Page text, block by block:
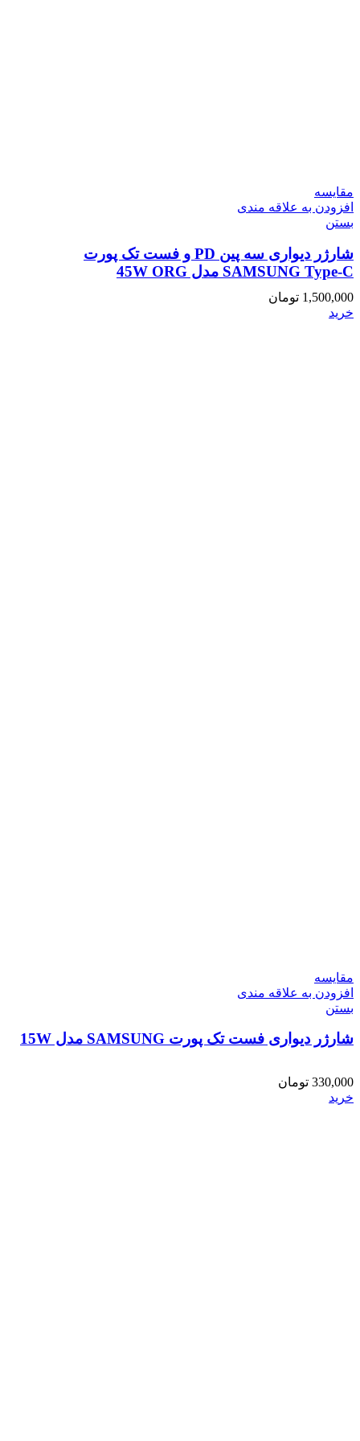
مقایسه
افزودن به علاقه مندی
بستن
شارژر دیواری سه پین PD و فست تک پورت
SAMSUNG Type-C مدل 45W ORG
1,500,000 تومان
خرید
مقایسه
افزودن به علاقه مندی
بستن
شارژر دیواری فست تک پورت SAMSUNG مدل 15W
330,000 تومان
خرید